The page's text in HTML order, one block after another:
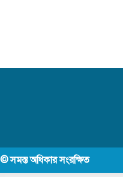
© সমস্ত অধিকার সংরক্ষিত